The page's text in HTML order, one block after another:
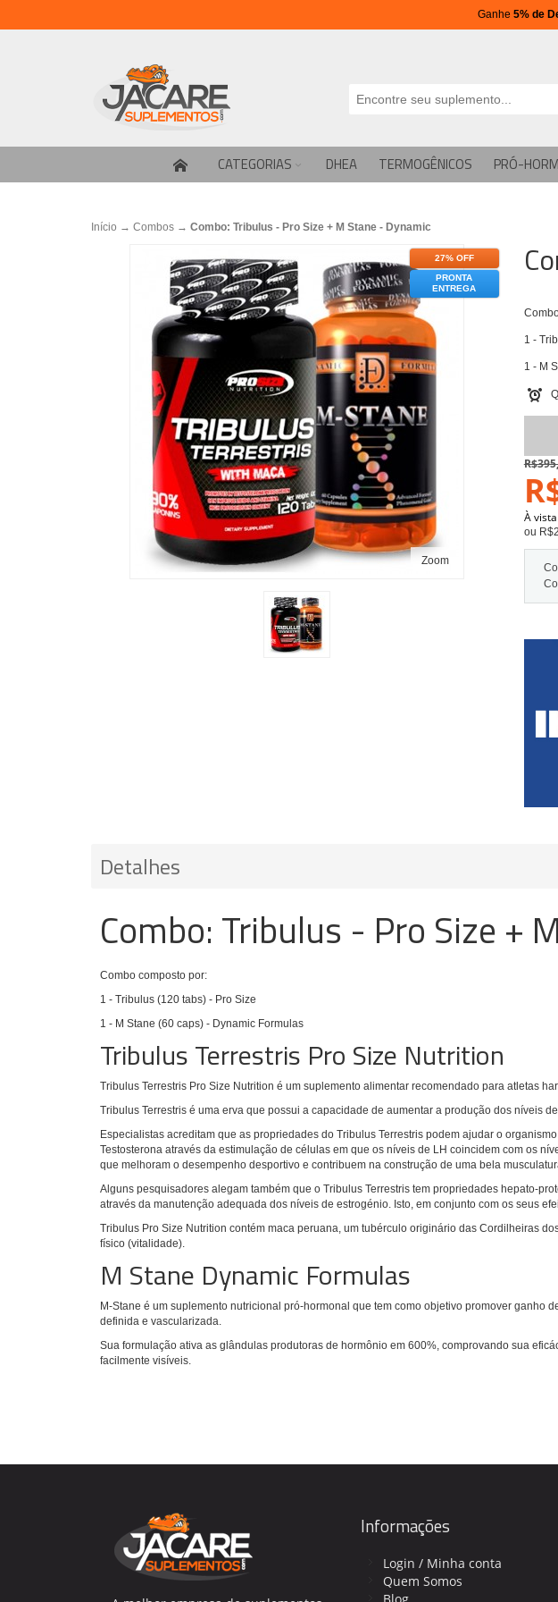
Ganhe 5% de
CATEGORIAS DHEA TERMOGÊNICOS PRÓ-
Início → Combos → Combo: Tribulus - Pro Size + M Stane - Dynamic
Zoom
27% OFF
PRONTA
ENTREGA
1 -
1 - M
À
ou
Detalhes
Combo: Tribulus - Pro Size +
Combo composto por:
1 - Tribulus (120 tabs) - Pro Size
1 - M Stane (60 caps) - Dynamic Formulas
Tribulus Terrestris Pro Size Nutrition
Tribulus Terrestris Pro Size Nutritioné um suplemento alimentar recomendado para atletas
Tribulus Terrestris é uma erva que possui a capacidade de aumentar a produção dos níveis
Especialistas acreditam que as propriedades do Tribulus Terrestris podem ajudar o
Testosterona através da estimulação de células em que os níveis de LH coincidem com os
que melhoram o desempenho desportivo e contribuem na construção de uma bela
Alguns pesquisadores alegam também que o Tribulus Terrestris tem propriedades hepato-
através da manutenção adequada dos níveis de estrogénio. Isto, em conjunto com os seus
Tribulus Pro Size Nutrition contém maca peruana, um tubérculo originário das Cordilheiras
físico (vitalidade).
M Stane Dynamic Formulas
M-Stane é um suplemento nutricional pró-hormonal que tem como objetivo promover ganho
definida e vascularizada.
Sua formulação ativa as glândulas produtoras de hormônio em 600%, comprovando sua
facilmente visíveis.
Informações
Login / Minha conta
Quem Somos